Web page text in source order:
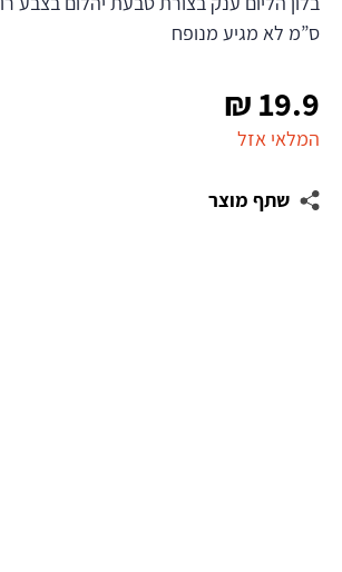
ס”מ לא מגיע מנופח
19.9
₪
המלאי אזל
שתף מוצר